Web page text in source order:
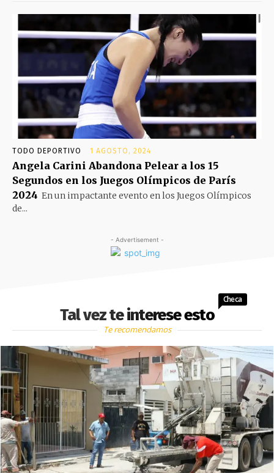
TODO DEPORTIVO 1 AGOSTO, 2024
Angela Carini Abandona Pelear a los 15
Segundos en los Juegos Olímpicos de París
2024 En un impactante evento en los Juegos Olímpicos
de...
- Advertisement -
Tal vez te interese esto
Checa
Te recomendamos